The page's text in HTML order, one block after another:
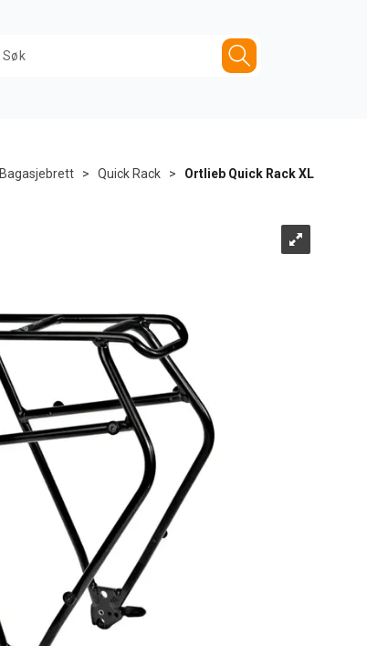
Bagasjebrett > Quick Rack > Ortlieb Quick Rack XL